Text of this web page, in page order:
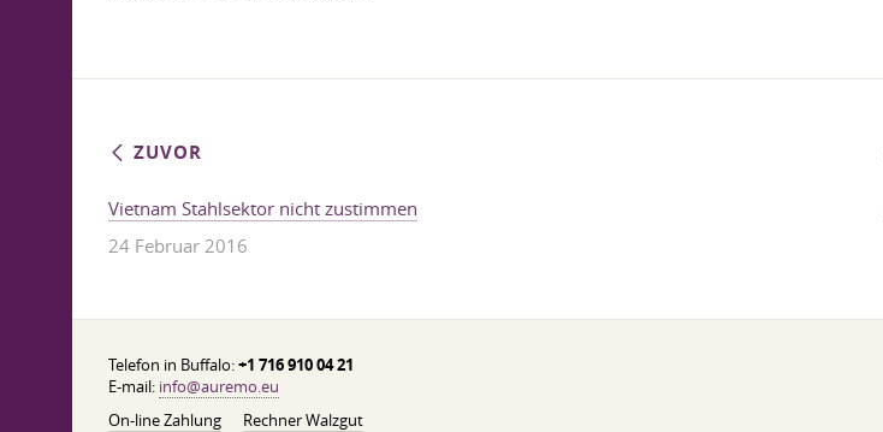
ZUVOR
Vietnam Stahlsektor nicht zustimmen
24 Februar 2016
Telefon in Buffalo:+1 716 910 04 21
E-mail: info@auremo.eu
On-line Zahlung
Rechner Walzgut